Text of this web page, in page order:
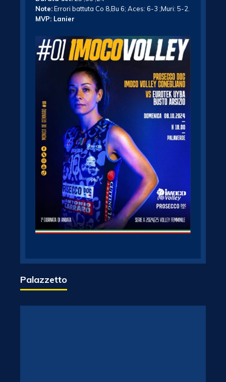
Note:Errori battuta Co 8,Bu 6; Aces: 6-3 ;Muri: 5-2.
MVP: Lanier
Palazzetto